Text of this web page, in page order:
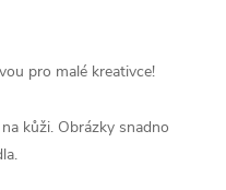
pro malé kreativce!
kůži. Obrázky snadno